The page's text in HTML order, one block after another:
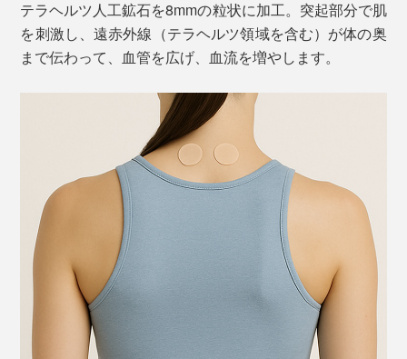
テラヘルツ人工鉱石を8mmの粒状に加工。突起部分で肌
を刺激し、遠赤外線（テラヘルツ領域を含む）が体の奥
まで伝わって、血管を広げ、血流を増やします。